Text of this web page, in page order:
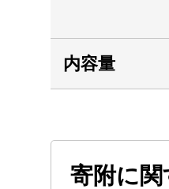
内容量
寄附に